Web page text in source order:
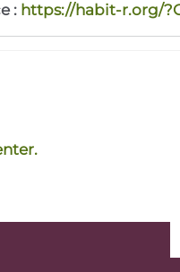
: https://habit-r.org/